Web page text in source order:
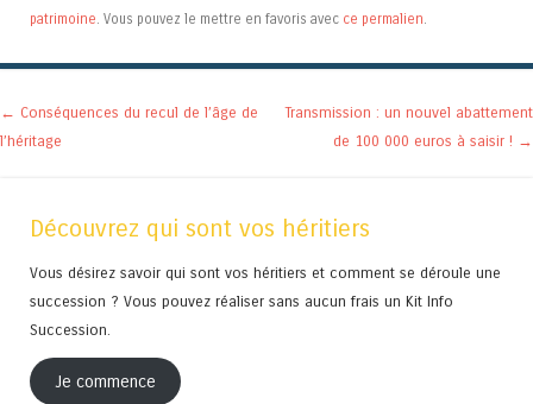
patrimoine . Vous pouvez le mettre en favoris avec ce permalien
Navigation des articles
← Conséquences du recul de l’âge de
l’héritage
Transmission : un nouvel abattement
de 100 000 euros à saisir ! →
Découvrez qui sont vos héritiers
Vous désirez savoir qui sont vos héritiers et comment se déroule une
succession ? Vous pouvez réaliser sans aucun frais un Kit Info
Succession.
Je commence